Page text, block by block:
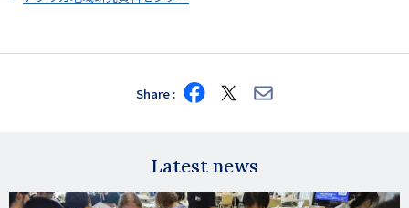
Share Share
on
Share
on
Share
via
Latest news